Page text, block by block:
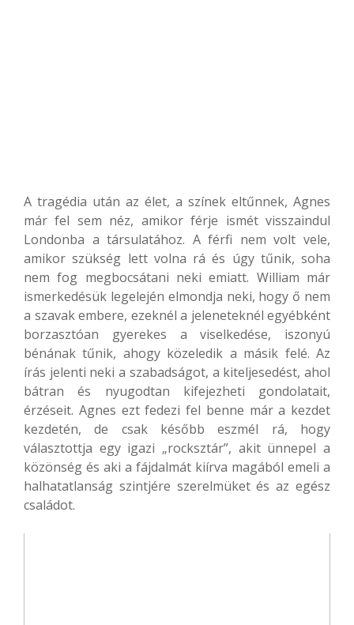
A tragédia után az élet, a színek eltűnnek, Agnes
már fel sem néz, amikor férje ismét visszaindul
Londonba a társulatához. A férfi nem volt vele,
amikor szükség lett volna rá és úgy tűnik, soha
nem fog megbocsátani neki emiatt. William már
ismerkedésük legelején elmondja neki, hogy ő nem
a szavak embere, ezeknél a jeleneteknél egyébként
borzasztóan gyerekes a viselkedése, iszonyú
bénának tűnik, ahogy közeledik a másik felé. Az
írás jelenti neki a szabadságot, a kiteljesedést, ahol
bátran és nyugodtan kifejezheti gondolatait,
érzéseit. Agnes ezt fedezi fel benne már a kezdet
kezdetén, de csak később eszmél rá, hogy
választottja egy igazi „rocksztár”, akit ünnepel a
közönség és aki a fájdalmát kiírva magából emeli a
halhatatlanság szintjére szerelmüket és az egész
családot.